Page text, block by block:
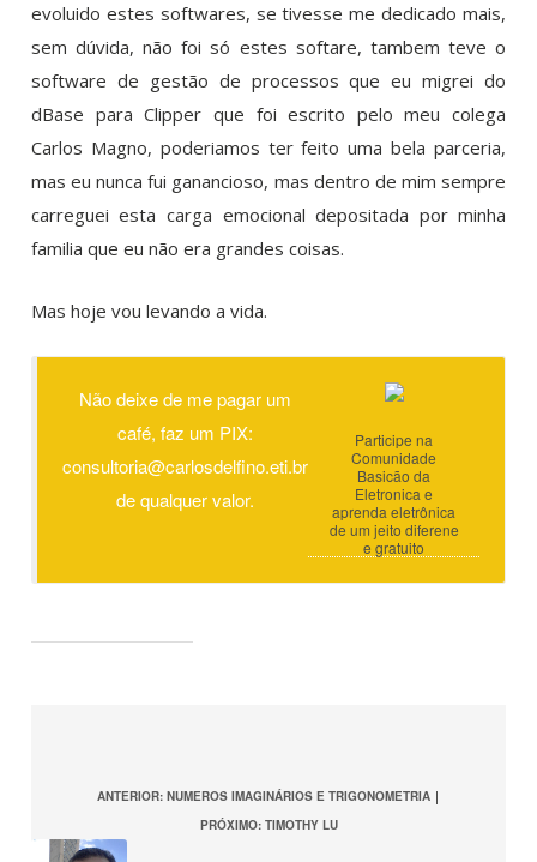
evoluido estes softwares, se tivesse me dedicado mais,
sem dúvida, não foi só estes softare, tambem teve o
software de gestão de processos que eu migrei do
dBase para Clipper que foi escrito pelo meu colega
Carlos Magno, poderiamos ter feito uma bela parceria,
mas eu nunca fui ganancioso, mas dentro de mim sempre
carreguei esta carga emocional depositada por minha
familia que eu não era grandes coisas.
Mas hoje vou levando a vida.
Não deixe de me pagar um
café, faz um PIX:
consultoria@carlosdelfino.eti.br
de qualquer valor.
Participe na
Comunidade
Basicão da
Eletronica e
aprenda eletrônica
de um jeito diferene
e gratuito
ANTERIOR: NUMEROS IMAGINÁRIOS E TRIGONOMETRIA |
PRÓXIMO: TIMOTHY LU